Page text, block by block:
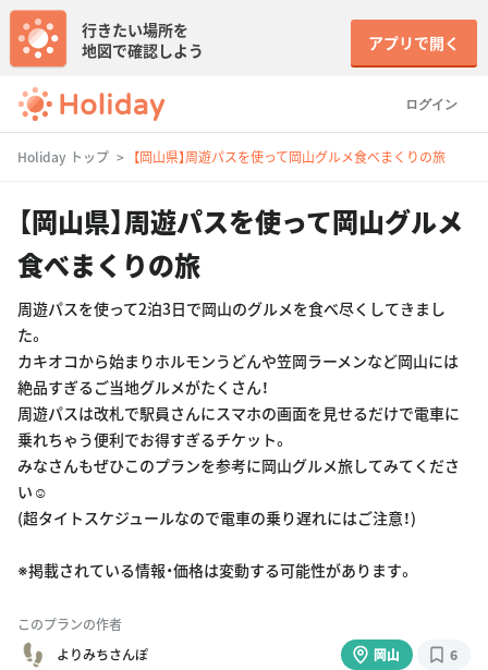
ログイン
行きたい場所を
地図で確認しよう
アプリで開く
Holiday トップ 【岡山県】周遊パスを使って岡山グルメ食べまくりの旅
【岡山県】周遊パスを使って岡山グルメ
食べまくりの旅
周遊パスを使って2泊3日で岡山のグルメを食べ尽くしてきまし
た。
カキオコから始まりホルモンうどんや笠岡ラーメンなど岡山には
絶品すぎるご当地グルメがたくさん！
周遊パスは改札で駅員さんにスマホの画面を見せるだけで電車に
乗れちゃう便利でお得すぎるチケット。
みなさんもぜひこのプランを参考に岡山グルメ旅してみてくださ
い☺️
(超タイトスケジュールなので電車の乗り遅れにはご注意！)
※掲載されている情報・価格は変動する可能性があります。
このプランの作者
よりみちさんぽ
岡山 6